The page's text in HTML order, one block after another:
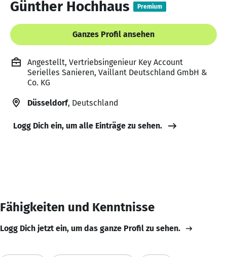
Günther Hochhaus Premium
Ganzes Profil ansehen
Angestellt, Vertriebsingenieur Key Account
Serielles Sanieren, Vaillant Deutschland GmbH &
Co. KG
Düsseldorf, Deutschland
Logg Dich ein, um alle Einträge zu sehen.
Fähigkeiten und Kenntnisse
Logg Dich jetzt ein, um das ganze Profil zu sehen.